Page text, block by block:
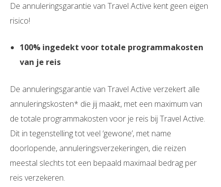
De annuleringsgarantie van Travel Active kent geen eigen
risico!
100% ingedekt voor totale programmakosten
van je reis
De annuleringsgarantie van Travel Active verzekert alle
annuleringskosten* die jij maakt, met een maximum van
de totale programmakosten voor je reis bij Travel Active.
Dit in tegenstelling tot veel ‘gewone’, met name
doorlopende, annuleringsverzekeringen, die reizen
meestal slechts tot een bepaald maximaal bedrag per
reis verzekeren.